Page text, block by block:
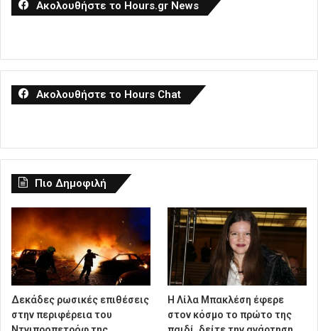
Ακολουθήστε το Hours.gr News
Ακολουθήστε το Hours Chat
Πιο Δημοφιλή
Δεκάδες ρωσικές επιθέσεις
στην περιφέρεια του
Η Λίλα Μπακλέση έφερε
στον κόσμο το πρώτο της